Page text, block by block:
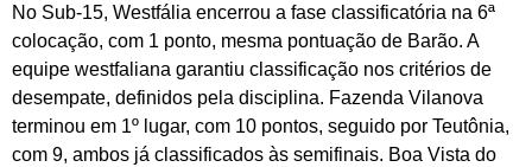
No Sub-15, Westfália encerrou a fase classificatória na 6ª
colocação, com 1 ponto, mesma pontuação de Barão. A
equipe westfaliana garantiu classificação nos critérios de
desempate, definidos pela disciplina. Fazenda Vilanova
terminou em 1º lugar, com 10 pontos, seguido por Teutônia,
com 9, ambos já classificados às semifinais. Boa Vista do